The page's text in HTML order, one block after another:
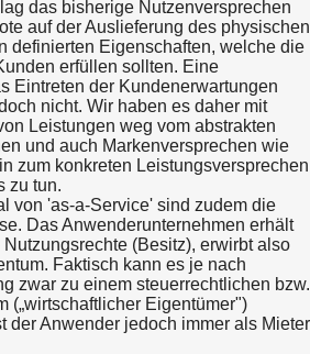
das bisherige Nutzenversprechen
auf der Auslieferung des physischen
definierten Eigenschaften, welche die
erfüllen sollten. Eine
Eintreten der Kundenerwartungen
nicht. Wir haben es daher mit
Leistungen weg vom abstrakten
und auch Markenversprechen wie
zum konkreten Leistungsversprechen
zu tun.
von 'as-a-Service' sind zudem die
Das Anwenderunternehmen erhält
(Besitz), erwirbt also
Faktisch kann es je nach
zwar zu einem steuerrechtlichen bzw.
(„wirtschaftlicher Eigentümer")
der Anwender jedoch immer als Mieter